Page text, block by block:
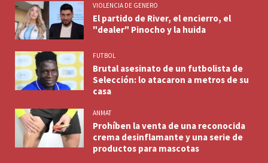
VIOLENCIA DE GENERO
El partido de River, el encierro, el
"dealer" Pinocho y la huida
FUTBOL
Brutal asesinato de un futbolista de
Selección: lo atacaron a metros de su
casa
ANMAT
Prohíben la venta de una reconocida
crema desinflamante y una serie de
productos para mascotas